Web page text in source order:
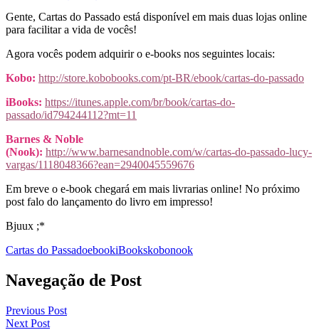
Gente, Cartas do Passado está disponível em mais duas lojas online
para facilitar a vida de vocês!
Agora vocês podem adquirir o e-books nos seguintes locais:
Kobo: http://store.kobobooks.com/pt-BR/ebook/cartas-do-passado
iBooks: https://itunes.apple.com/br/book/cartas-do-
passado/id794244112?mt=11
Barnes & Noble
(Nook): http://www.barnesandnoble.com/w/cartas-do-passado-lucy-
vargas/1118048366?ean=2940045559676
Em breve o e-book chegará em mais livrarias online! No próximo
post falo do lançamento do livro em impresso!
Bjuux ;*
Cartas do PassadoebookiBookskobonook
Navegação de Post
Previous Post
Next Post